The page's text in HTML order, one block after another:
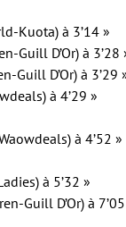
Kuota) à 3’14 »
Guill D’Or) à 3’28
Guill D’Or) à 3’29
à 4’29 »
à 4’52 »
à 5’32 »
Guill D’Or) à